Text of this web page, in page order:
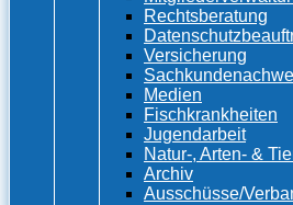
Rechtsberatung
Versicherung
Medien
Fischkrankheiten
Jugendarbeit
Natur-, Arten- &
Archiv
Ausschüsse/